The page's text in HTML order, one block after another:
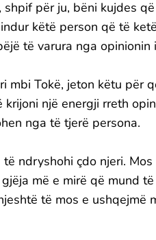
për ju, bëni kujdes
këtë person që të
të varura nga opinionin
mbi Tokë, jeton këtu për
një energji rreth
nga të tjerë persona.
ndryshohi çdo njeri.
më e mirë që mund
të mos e ushqejmë